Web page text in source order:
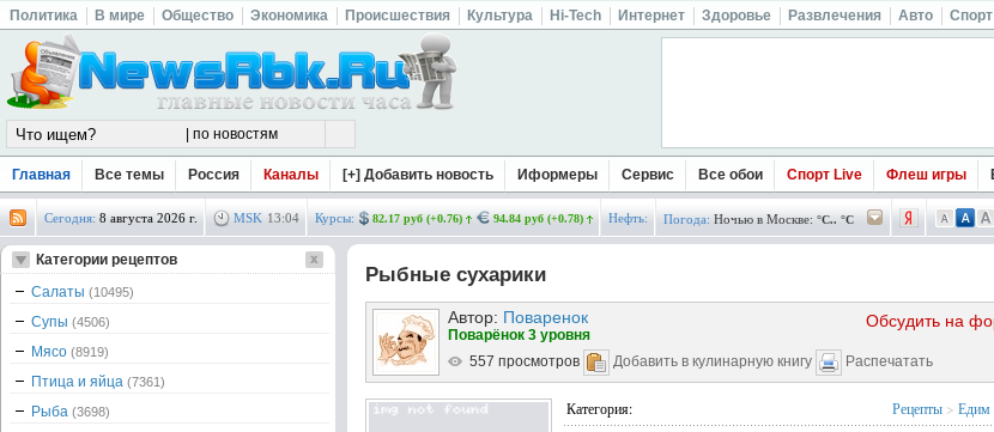
Политика В мире Общество Экономика Происшествия Культура Hi-Tech Интернет Здоровье Развлечения Авто Спорт
Главная Все темы Россия Каналы [+] Добавить новость Иформеры Сервис Все обои Спорт Live Флеш игры
Сегодня: 8 августа 2026 г. MSK 13 04 Курсы: 82.17 руб (+0.76) 94.84 руб (+0.78) Нефть: Погода: Ночью в Москве: °C.. °C
Рыбные сухарики
Автор: Поваренок Обсудить на
Поварёнок 3 уровня
557 просмотров
Добавить в кулинарную книгу Распечатать
Категория: Рецепты > Едим
Категории рецептов
Салаты (10495)
Супы (4506)
Мясо (8919)
Птица и яйца (7361)
Рыба (3698)